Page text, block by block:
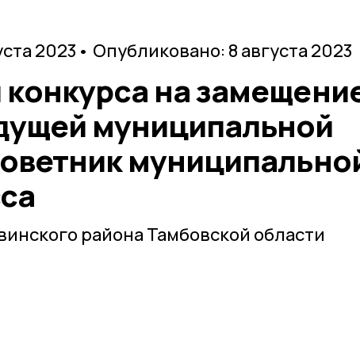
2023 • Опубликовано: 8 августа 2023
на
муниципальной
района Тамбовской области